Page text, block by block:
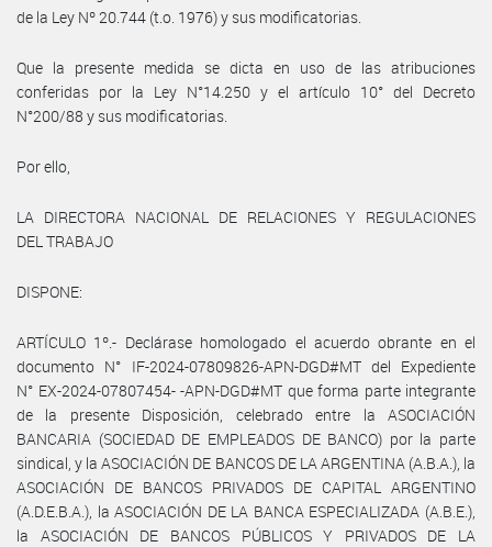
de la Ley Nº 20.744 (t.o. 1976) y sus modificatorias.
Que la presente medida se dicta en uso de las atribuciones
conferidas por la Ley N°14.250 y el artículo 10° del Decreto
N°200/88 y sus modificatorias.
Por ello,
LA DIRECTORA NACIONAL DE RELACIONES Y REGULACIONES
DEL TRABAJO
DISPONE:
ARTÍCULO 1º.- Declárase homologado el acuerdo obrante en el
documento N° IF-2024-07809826-APN-DGD#MT del Expediente
N° EX-2024-07807454- -APN-DGD#MT que forma parte integrante
de la presente Disposición, celebrado entre la ASOCIACIÓN
BANCARIA (SOCIEDAD DE EMPLEADOS DE BANCO) por la parte
sindical, y la ASOCIACIÓN DE BANCOS DE LA ARGENTINA (A.B.A.), la
ASOCIACIÓN DE BANCOS PRIVADOS DE CAPITAL ARGENTINO
(A.D.E.B.A.), la ASOCIACIÓN DE LA BANCA ESPECIALIZADA (A.B.E.),
la ASOCIACIÓN DE BANCOS PÚBLICOS Y PRIVADOS DE LA